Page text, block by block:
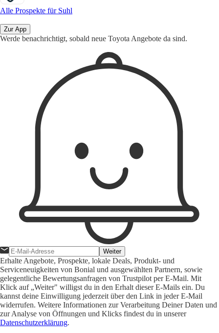
Alle Prospekte für Suhl
Zur App
Werde benachrichtigt, sobald neue Toyota Angebote da sind.
Weiter
Erhalte Angebote, Prospekte, lokale Deals, Produkt- und
Serviceneuigkeiten von Bonial und ausgewählten Partnern, sowie
gelegentliche Bewertungsanfragen von Trustpilot per E-Mail. Mit
Klick auf „Weiter" willigst du in den Erhalt dieser E-Mails ein. Du
kannst deine Einwilligung jederzeit über den Link in jeder E-Mail
widerrufen. Weitere Informationen zur Verarbeitung Deiner Daten und
zur Analyse von Öffnungen und Klicks findest du in unserer
Datenschutzerklärung.